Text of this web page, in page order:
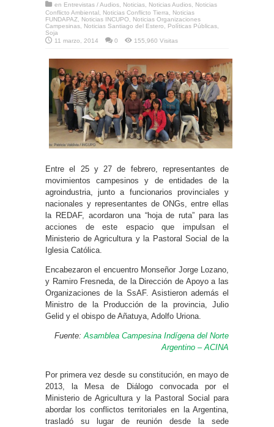
en Entrevistas / Audios Noticias Noticias Audios
Noticias
Conflicto Ambiental
Noticias Conflicto Tierra
Noticias
FUNDAPAZ
Noticias INCUPO
Noticias Organizaciones
Campesinas
Noticias Santiago del Estero Políticas Públicas
Soja
11 marzo, 2014
0 155,960 Visitas
Entre el 25 y 27 de febrero, representantes de
movimientos campesinos y de entidades de la
agroindustria, junto a funcionarios provinciales y
nacionales y representantes de ONGs, entre ellas
la REDAF, acordaron una “hoja de ruta” para las
acciones de este espacio que impulsan el
Ministerio de Agricultura y la Pastoral Social de la
Iglesia Católica.
Encabezaron el encuentro Monseñor Jorge Lozano,
y Ramiro Fresneda, de la Dirección de Apoyo a las
Organizaciones de la SsAF. Asistieron además el
Ministro de la Producción de la provincia, Julio
Gelid y el obispo de Añatuya, Adolfo Uriona.
Fuente: Asamblea Campesina Indígena del Norte
Argentino – ACINA
Por primera vez desde su constitución, en mayo de
2013, la Mesa de Diálogo convocada por el
Ministerio de Agricultura y la Pastoral Social para
abordar los conflictos territoriales en la Argentina,
trasladó su lugar de reunión desde la sede